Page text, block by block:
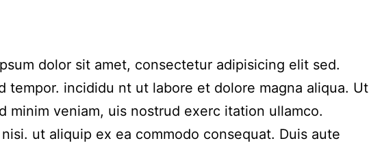
dolor sit amet, consectetur adipisicing elit sed.
tempor. incididu nt ut labore et dolore magna aliqua. Ut
minim veniam, uis nostrud exerc itation ullamco.
ut aliquip ex ea commodo consequat. Duis aute